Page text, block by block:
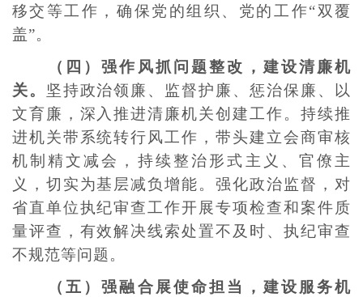
移交等工作，确保党的组织、党的工作“双覆
盖”。
（四）强作风抓问题整改，建设清廉机
关。
坚持政治领廉、监督护廉、惩治保廉、以
文育廉，深入推进清廉机关创建工作。持续推
进机关带系统转行风工作，带头建立会商审核
机制精文减会，持续整治形式主义、官僚主
义，切实为基层减负增能。强化政治监督，对
省直单位执纪审查工作开展专项检查和案件质
量评查，有效解决线索处置不及时、执纪审查
不规范等问题。
（五）强融合展使命担当，建设服务机